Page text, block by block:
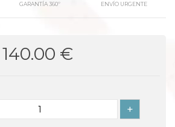
GARANTÍA 360º ENVÍO URGENTE
140.00 €
+